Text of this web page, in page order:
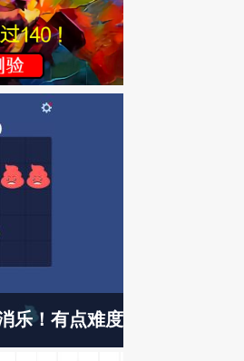
乐！有点难度